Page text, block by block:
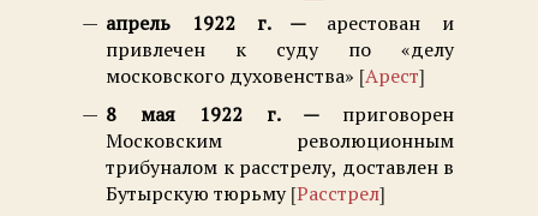
апрель 1922 г.
арестован и
привлечен к суду по «делу
московского духовенства» Арест
8 мая 1922 г.
приговорен
Московским революционным
трибуналом к расстрелу, доставлен в
Бутырскую тюрьму Расстрел